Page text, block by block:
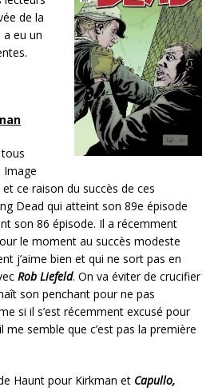
de la
a eu un
Image
ce raison du succès de ces
Dead qui atteint son 89e épisode
son 86 épisode. Il a récemment
le moment au succès modeste
j’aime bien et qui ne sort pas en
Rob Liefeld. On va éviter de crucifier
son penchant pour ne pas
si il s’est récemment excusé pour
me semble que c’est pas la première
Haunt pour Kirkman et Capullo,